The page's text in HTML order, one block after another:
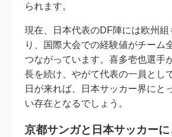
られます。
現在、日本代表のDF陣には欧州組
り、国際大会での経験値がチーム
つながっています。喜多壱也選手
長を続け、やがて代表の一員とし
日が来れば、日本サッカー界にと
い存在となるでしょう。
京都サンガと日本サッカー